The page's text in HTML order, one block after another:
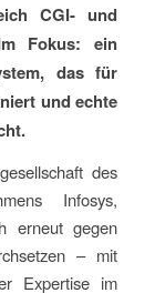
CGI- und
Fokus: ein
das für
und echte
des
Infosys,
erneut gegen
– mit
Expertise im